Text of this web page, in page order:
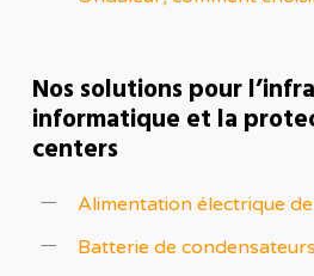
Nos solutions pour
informatique et la
centers
Alimentation électrique
Batterie de condensateurs